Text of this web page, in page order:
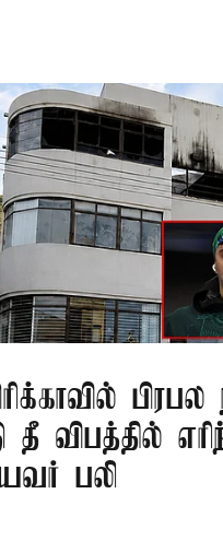
பிரபல
விபத்தில்
பலி